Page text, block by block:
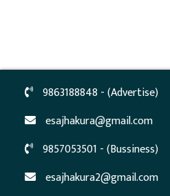
9863188848 - (Advertise)
esajhakura@gmail.com
9857053501 - (Bussiness)
esajhakura2@gmail.com